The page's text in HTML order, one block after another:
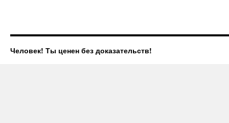
Человек! Ты ценен без доказательств!